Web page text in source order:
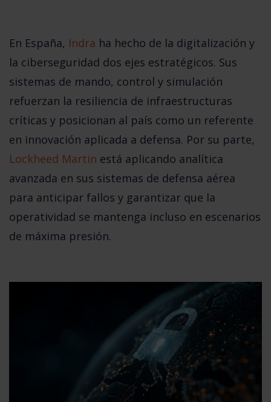
En España, Indra ha hecho de la digitalización y
la ciberseguridad dos ejes estratégicos. Sus
sistemas de mando, control y simulación
refuerzan la resiliencia de infraestructuras
críticas y posicionan al país como un referente
en innovación aplicada a defensa. Por su parte,
Lockheed Martin está aplicando analítica
avanzada en sus sistemas de defensa aérea
para anticipar fallos y garantizar que la
operatividad se mantenga incluso en escenarios
de máxima presión.